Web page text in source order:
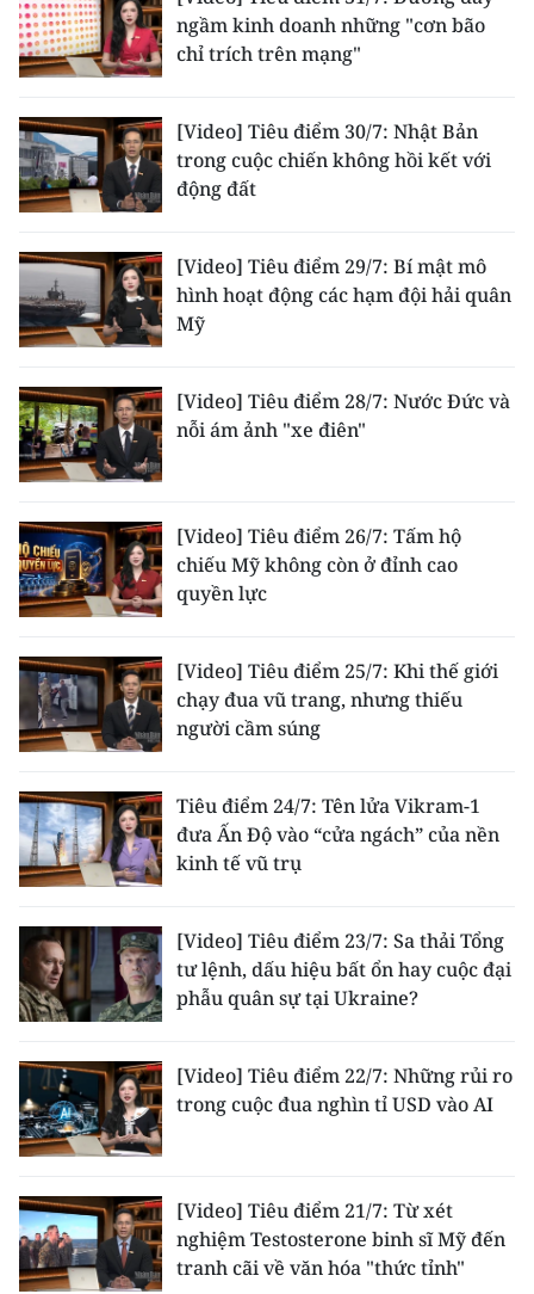
CHUYÊN ĐỀ
VỀ BÁO NHÂN DÂN
NHÂN DÂN CUỐI TUẦN
MUA BÁO
ĐỌC BÁO IN
ENGLISH
中文
FRANÇAIS
РУССКИЙ
한국어
ngầm kinh doanh những "cơn bão
chỉ trích trên mạng"
[Video] Tiêu điểm 30/7: Nhật Bản
trong cuộc chiến không hồi kết với
động đất
[Video] Tiêu điểm 29/7: Bí mật mô
hình hoạt động các hạm đội hải quân
Mỹ
[Video] Tiêu điểm 28/7: Nước Đức và
nỗi ám ảnh "xe điên"
[Video] Tiêu điểm 26/7: Tấm hộ
chiếu Mỹ không còn ở đỉnh cao
quyền lực
[Video] Tiêu điểm 25/7: Khi thế giới
chạy đua vũ trang, nhưng thiếu
người cầm súng
Tiêu điểm 24/7: Tên lửa Vikram-1
đưa Ấn Độ vào “cửa ngách” của nền
kinh tế vũ trụ
[Video] Tiêu điểm 23/7: Sa thải Tổng
tư lệnh, dấu hiệu bất ổn hay cuộc đại
phẫu quân sự tại Ukraine?
[Video] Tiêu điểm 22/7: Những rủi ro
trong cuộc đua nghìn tỉ USD vào AI
[Video] Tiêu điểm 21/7: Từ xét
nghiệm Testosterone binh sĩ Mỹ đến
tranh cãi về văn hóa "thức tỉnh"